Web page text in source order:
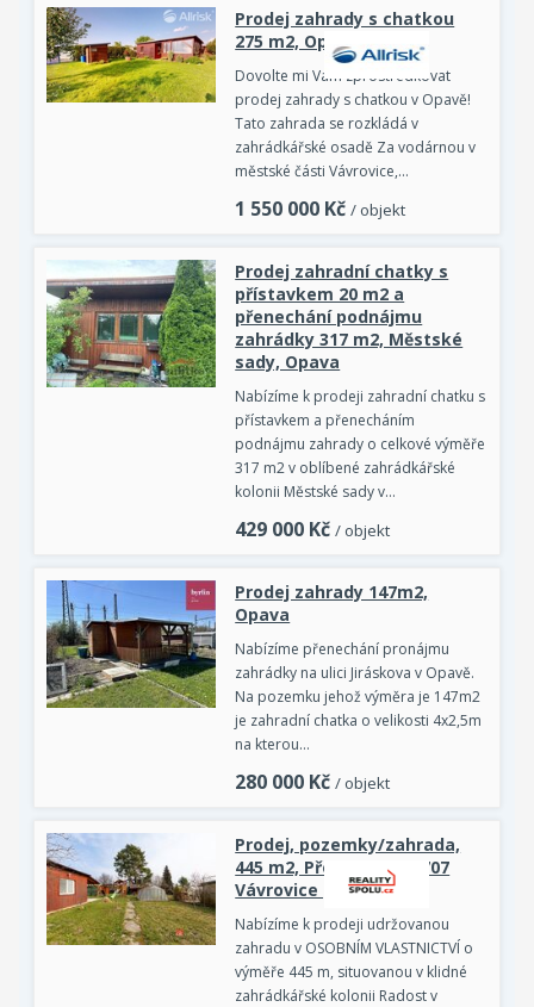
Prodej zahrady s chatkou
275 m2, Opava
Dovolte mi Vám zprostředkovat
prodej zahrady s chatkou v Opavě!
Tato zahrada se rozkládá v
zahrádkářské osadě Za vodárnou v
městské části Vávrovice,…
1 550 000 Kč / objekt
Prodej zahradní chatky s
přístavkem 20 m2 a
přenechání podnájmu
zahrádky 317 m2, Městské
sady, Opava
Nabízíme k prodeji zahradní chatku s
přístavkem a přenecháním
podnájmu zahrady o celkové výměře
317 m2 v oblíbené zahrádkářské
kolonii Městské sady v…
429 000 Kč / objekt
Prodej zahrady 147m2,
Opava
Nabízíme přenechání pronájmu
zahrádky na ulici Jiráskova v Opavě.
Na pozemku jehož výměra je 147m2
je zahradní chatka o velikosti 4x2,5m
na kterou…
280 000 Kč / objekt
Prodej, pozemky/zahrada,
445 m2, Předměstí, 74707
Vávrovice [ID 83913]
Nabízíme k prodeji udržovanou
zahradu v OSOBNÍM VLASTNICTVÍ o
výměře 445 m, situovanou v klidné
zahrádkářské kolonii Radost v